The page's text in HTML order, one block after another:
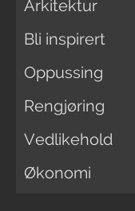
Arkitektur
Bli inspirert
Oppussing
Rengjøring
Vedlikehold
Økonomi